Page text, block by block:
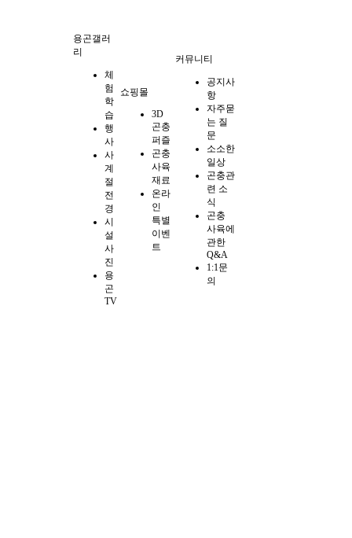
용곤갤러
리
체
험
학
습
행
사
사
계
절
전
경
시
설
사
진
용
곤
TV
쇼핑몰
3D
곤충
퍼즐
곤충
사육
재료
온라
인
특별
이벤
트
커뮤니티
공지사
항
자주묻
는 질
문
소소한
일상
곤충관
련 소
식
곤충
사육에
관한
Q&A
1:1문
의